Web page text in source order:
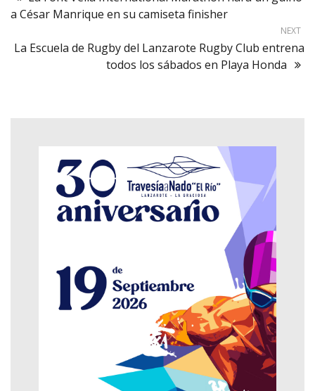
a César Manrique en su camiseta finisher
NEXT
La Escuela de Rugby del Lanzarote Rugby Club entrena
todos los sábados en Playa Honda